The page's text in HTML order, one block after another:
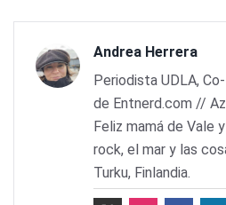
Andrea Herrera
Periodista UDLA,
de Entnerd.com //
Feliz mamá de Vale
rock, el mar y las
Turku, Finlandia.